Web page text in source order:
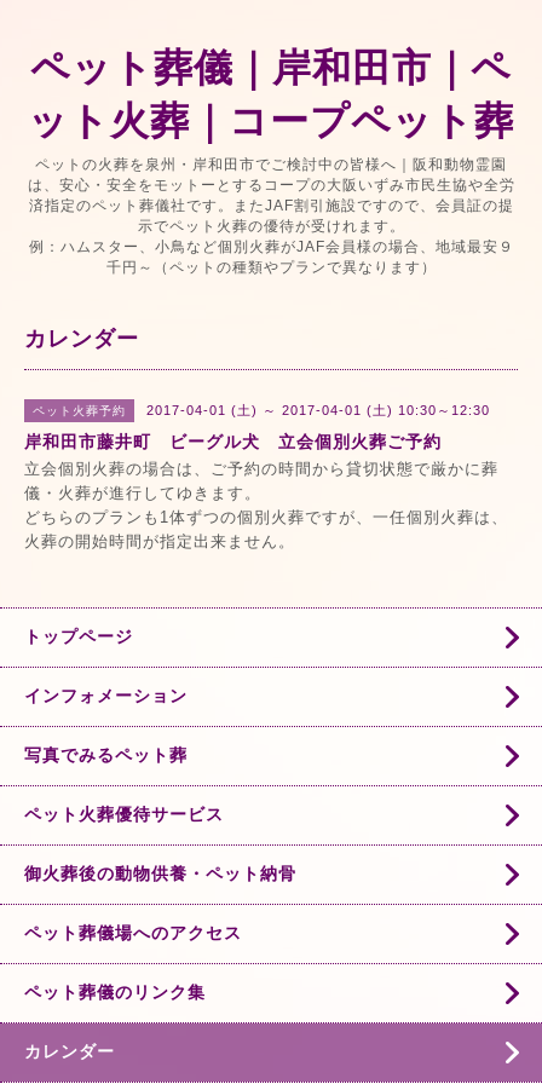
ペット葬儀｜岸和田市｜ペ
ット火葬｜コープペット葬
ペットの火葬を泉州・岸和田市でご検討中の皆様へ｜阪和動物霊園
は、安心・安全をモットーとするコープの大阪いずみ市民生協や全労
済指定のペット葬儀社です。またJAF割引施設ですので、会員証の提
示でペット火葬の優待が受けれます。
例：ハムスター、小鳥など個別火葬がJAF会員様の場合、地域最安９
千円～（ペットの種類やプランで異なります）
カレンダー
ペット火葬予約 2017-04-01 (土) ～ 2017-04-01 (土) 10:30～12:30
岸和田市藤井町 ビーグル犬 立会個別火葬ご予約
立会個別火葬の場合は、ご予約の時間から貸切状態で厳かに葬
儀・火葬が進行してゆきます。
どちらのプランも1体ずつの個別火葬ですが、一任個別火葬は、
火葬の開始時間が指定出来ません。
トップページ
インフォメーション
写真でみるペット葬
ペット火葬優待サービス
御火葬後の動物供養・ペット納骨
ペット葬儀場へのアクセス
ペット葬儀のリンク集
カレンダー